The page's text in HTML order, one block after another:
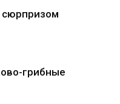
сюрпризом
грибные